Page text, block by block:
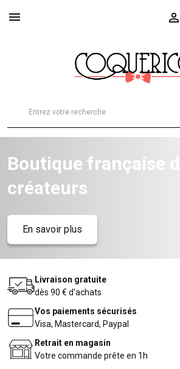
Boutique française de
créateurs
En savoir plus
Livraison gratuite
dès 90 € d'achats
Vos paiements sécurisés
Visa, Mastercard, Paypal
Retrait en magasin
Votre commande prête en 1h